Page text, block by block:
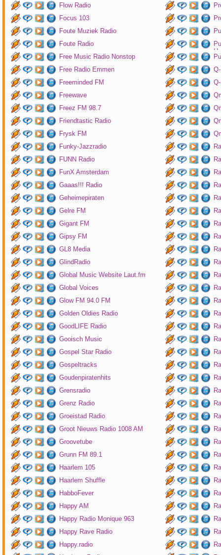
Flow Radio
Focus 103
Foute Muziek Radio
Foute Radio
Free Music Radio Nonstop
Free Radio Emmen
Freeminded FM
Freewave
Freez FM 98.7
Friendtastic Radio
Frysk FM
Funky-Jazzradio
FUNN Radio
FunX Amsterdam
Gaaas!!! Radio
Geheimepiraten
Gelre FM
Gigant FM
Gipsy FM
GL8 Media
GlindRadio
Global Music Website Laut.fm
Global Voices
Glow FM 94.0 FM
Golden Oldies Radio
GoodLIFE Radio
Gooisch Music
Gospel Star Radio
Gospeltracks
Goudenpiratenhits
Grensradio
Grenz Radio
Groeistad Radio
Groot Nieuws Radio 1008 AM
Groovetube
Grunn FM 89.1
Haarlem 105
Haarlem Shuffle
HabboFever
Happy AM
Happy Radio Monique 963
Happy Rave Radio
Happy.radio